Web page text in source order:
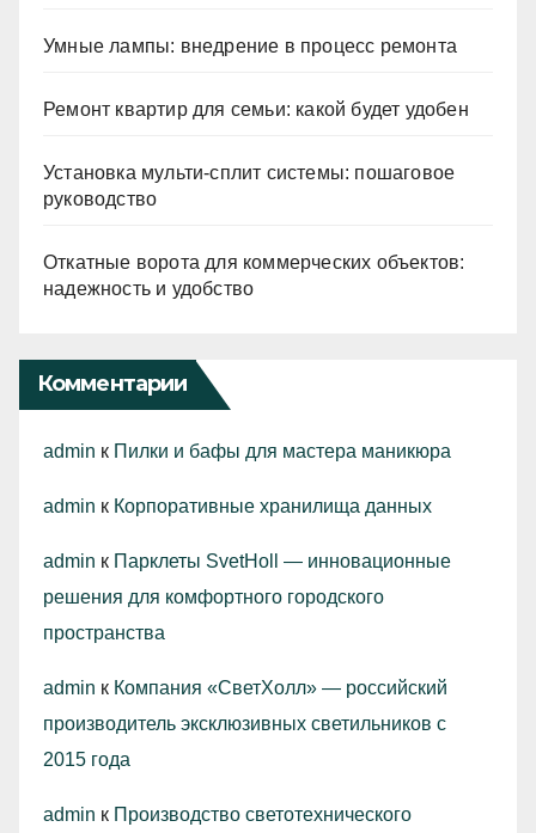
Умные лампы: внедрение в процесс ремонта
Ремонт квартир для семьи: какой будет удобен
Установка мульти-сплит системы: пошаговое
руководство
Откатные ворота для коммерческих объектов:
надежность и удобство
Комментарии
admin к Пилки и бафы для мастера маникюра
admin к Корпоративные хранилища данных
admin к Парклеты SvetHoll — инновационные
решения для комфортного городского
пространства
admin к Компания «СветХолл» — российский
производитель эксклюзивных светильников с
2015 года
admin к Производство светотехнического